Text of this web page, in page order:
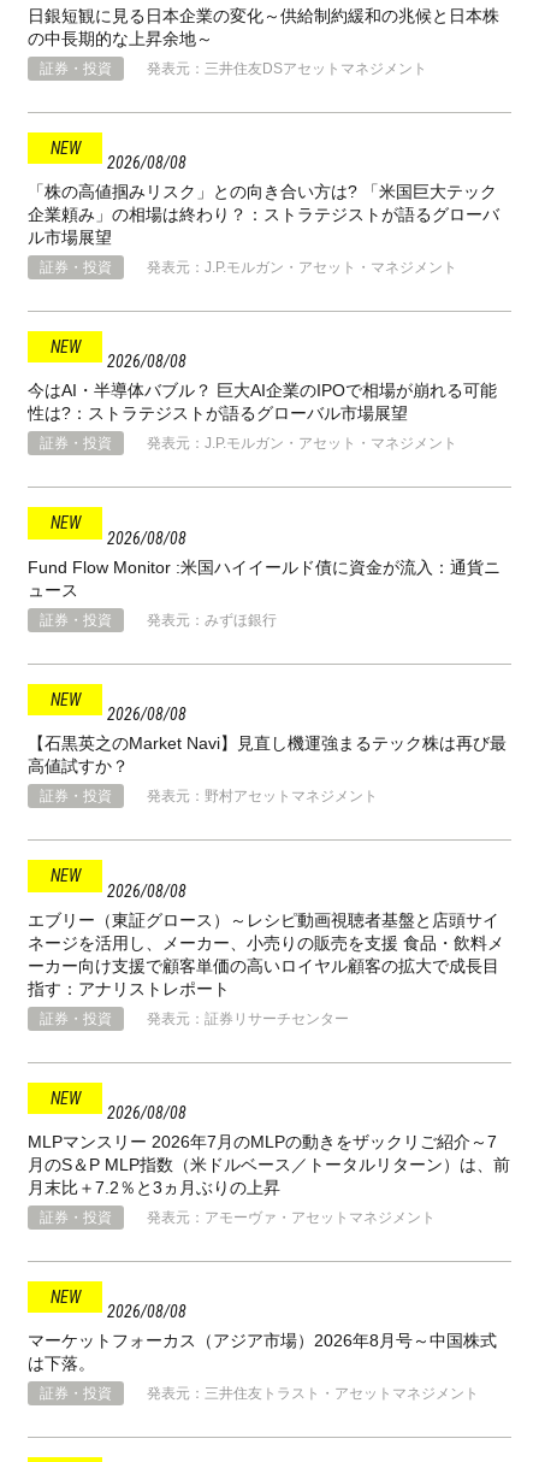
日銀短観に見る日本企業の変化～供給制約緩和の兆候と日本株
の中長期的な上昇余地～
証券・投資 発表元：三井住友DSアセットマネジメント
2026 08 08
「株の高値掴みリスク」との向き合い方は? 「米国巨大テック
企業頼み」の相場は終わり？：ストラテジストが語るグローバ
ル市場展望
証券・投資 発表元：J.P.モルガン・アセット・マネジメント
2026 08 08
今はAI・半導体バブル？ 巨大AI企業のIPOで相場が崩れる可能
性は?：ストラテジストが語るグローバル市場展望
証券・投資 発表元：J.P.モルガン・アセット・マネジメント
2026 08 08
Fund Flow Monitor :米国ハイイールド債に資金が流入：通貨ニ
ュース
証券・投資 発表元：みずほ銀行
2026 08 08
【石黒英之のMarket Navi】見直し機運強まるテック株は再び最
高値試すか？
証券・投資 発表元：野村アセットマネジメント
2026 08 08
エブリー（東証グロース）～レシピ動画視聴者基盤と店頭サイ
ネージを活用し、メーカー、小売りの販売を支援 食品・飲料メ
ーカー向け支援で顧客単価の高いロイヤル顧客の拡大で成長目
指す：アナリストレポート
証券・投資 発表元：証券リサーチセンター
2026 08 08
MLPマンスリー 2026年7月のMLPの動きをザックリご紹介～7
月のS＆P MLP指数（米ドルベース／トータルリターン）は、前
月末比＋7.2％と3ヵ月ぶりの上昇
証券・投資 発表元：アモーヴァ・アセットマネジメント
2026 08 08
マーケットフォーカス（アジア市場）2026年8月号～中国株式
は下落。
証券・投資 発表元：三井住友トラスト・アセットマネジメント